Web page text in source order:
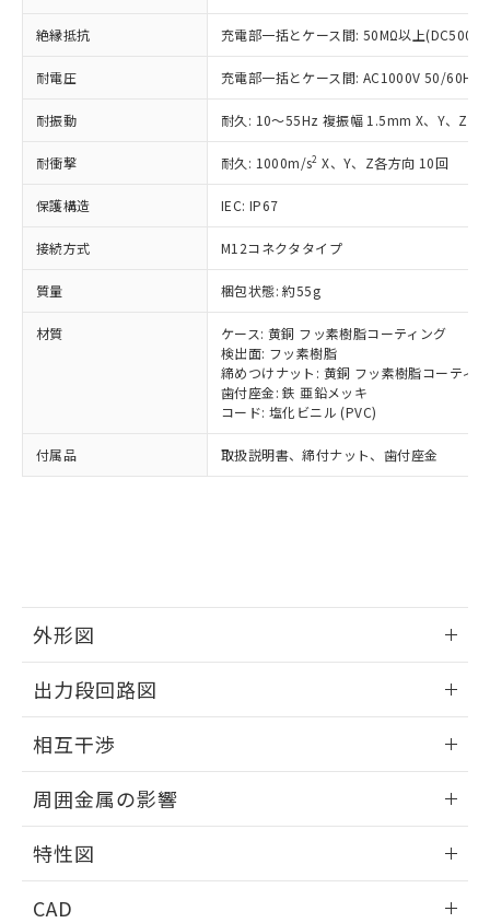
絶縁抵抗 充電部一括とケース間: 50MΩ以上(DC500V
耐電圧 充電部一括とケース間: AC1000V 50/60Hz
耐振動 耐久: 10～55Hz 複振幅 1.5mm X、Y、Z各
耐衝撃 耐久: 1000m/s2 X、Y、Z各方向 10回
保護構造 IEC: IP67
接続方式 M12コネクタタイプ
質量 梱包状態: 約55g
材質
ケース: 黄銅 フッ素樹脂コーティング
検出面: フッ素樹脂
締めつけナット: 黄銅 フッ素樹脂コーティ
歯付座金: 鉄 亜鉛メッキ
コード: 塩化ビニル (PVC)
付属品 取扱説明書、締付ナット、歯付座金
外形図
外形図
出力段回路図
出力段回路図
相互干渉
相互干渉
周囲金属の影響
周囲金属の影響
特性図
CAD
在庫状況および標準価格照会結果は、
記載している更新日時点での社内デー
タに基づき作成されるものであり、閲
覧された時点での実際の在庫および標
準価格とは異なる場合があることをご
了承ください。
正式な納期状況および標準価格はお客
様のお取引先、またはお客様担当のオ
ムロン制御機器販売店・当社販売員に
ご相談ください。
オムロン制御機器販売店や当社販売拠
販売ネットワーク
」をご確認
在庫状況および標準価格結果を当社の
事前の承諾なく第三者に漏洩または開
示しないようお願いします。
マイパーツ機能（部品リスト作成サー
ビス）をご利用いただくには、I-Web
メンバーズにご登録されている必要が
お客様が当ウェブサイト上で当社にご
※当社の共同利用者とは、"個人情報
用者の範囲」に記載されている法人を
指します。
*EU RoHS指令（10物質）：
鉛(Pb) 1000ppm以下、 水銀(Hg) 1000ppm以下、 カド
ミウム(Cd) 100ppm以下、
六価クロム(Cr(Ⅵ)) 1000ppm以下、ポリ臭化ビフェニル
類(PBB) 1000ppm以下、ポリ臭化ジフェニルエーテル類
ル) (DEHP)(別名：DOP) 1000ppm以下、フタル酸ブチ
ルベンジル（BBP） 1000ppm以下、フタル酸ジブチル
（DBP） 1000ppm以下、フタル酸ジイソブチル
(DIBP) 1000ppm以下
但し、RoHS指令で産業用監視および制御機器に対する
適用除外項目は除く。
フタル酸エステル類の４物質については閾値を超える意
図的な使用がないことを確認しています。
部品在庫の切り替え状況などにより、予定
月が前後することがあります。
EU RoHS指令（10物質）の非含有証明書
51物質の非含有証明書（当社基準）
ものではありません。
また、RoHS指令のフタル酸エステル類４
物質の対応では、対応完了までの期間は出
荷製品に未対応品が混在することから備考
欄に対応日を記載しておりました。
既に当社にて対応品への在庫切替を完了
り、2022年1月12日より割愛しておりま
す。
い合わせください。
*中国RoHS10物質の基準値 (GB/T26572)：
Pb(鉛) :1000ppm、 Hg(水銀) : 1000ppm、 Cd(カドミウ
Cr(Ⅵ)(六価クロム) : 1000ppm、 PBBs(ポリ臭化ビフェ
ニル類) : 1000ppm、 PBDEs(ポリ臭化ジフェニルエーテ
DBP(フタル酸ジブチル) : 1000ppm、 DIBP(フタル酸ジ
イソブチル) : 1000ppm、 BBP(フタル酸ブチルベンジ
ル) : 1000ppm、
※2 環境保護使用期限
「ｅ」：有害物質（10物質）のすべてが基
準値以下であることを示します。
「10」：通常の使用状況下において有害物
質が外部に漏えいし、環境に深刻な影響を
及ぼさない年数を意味します。
「－」：未確認です。当社販売部門へお問
い合わせください。
為替および外国貿易法に定める商品
（以下｢規制貨物等」という）を輸出
または国外への提供する場合は、日本
国政府の輸出許可(または役務取引許
可)を取得するなどの必要な手続きを
当社は規制貨物を破棄する場合は、完
全に破砕するなど、違法に輸出されな
当社は貴社製品を、核兵器、ミサイ
ル、化学兵器、生物兵器またはその他
武器並びにこれらの製造装置等に一切
使用いたしません。
当社は、貴社製品を第三者に販売する
場合は、上記1、2および3の内容を当
該第三者に通知します。また当社は、
販売先および販売に係わる関係者が違
法に輸出するおそれがある場合は、取
り引きをいたしません。
一定数以上の在庫あり
一定数には満たないが在庫あり
在庫なし(最新の在庫状況につ
いては、お客様のお取引先、ま
たはお客様担当のオムロン制御
機器販売店・当社販売員にご確
認ください)
受注生産機種、また在庫状況の
情報を公開していない機種